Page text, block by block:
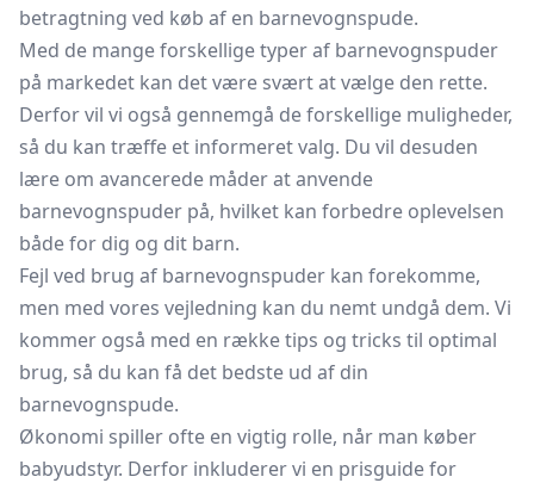
betragtning ved køb af en barnevognspude.
Med de mange forskellige typer af barnevognspuder
på markedet kan det være svært at vælge den rette.
Derfor vil vi også gennemgå de forskellige muligheder,
så du kan træffe et informeret valg. Du vil desuden
lære om avancerede måder at anvende
barnevognspuder på, hvilket kan forbedre oplevelsen
både for dig og dit barn.
Fejl ved brug af barnevognspuder kan forekomme,
men med vores vejledning kan du nemt undgå dem. Vi
kommer også med en række tips og tricks til optimal
brug, så du kan få det bedste ud af din
barnevognspude.
Økonomi spiller ofte en vigtig rolle, når man køber
babyudstyr. Derfor inkluderer vi en prisguide for